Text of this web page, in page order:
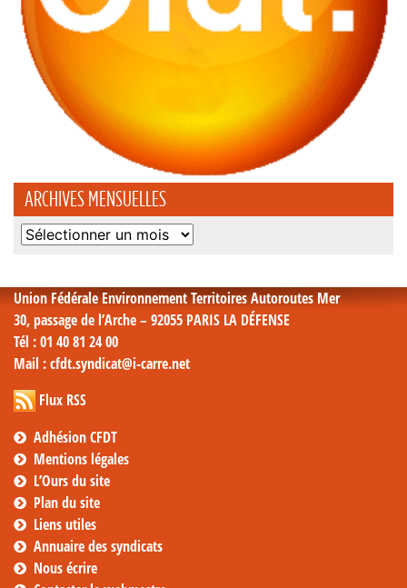
ARCHIVES MENSUELLES
Archives
Union Fédérale Environnement Territoires Autoroutes Mer
30, passage de l’Arche – 92055 PARIS LA DÉFENSE
Tél : 01 40 81 24 00
Mail : cfdt.syndicat@i-carre.net
Flux RSS
Adhésion CFDT
Mentions légales
L’Ours du site
Plan du site
Liens utiles
Annuaire des syndicats
Nous écrire